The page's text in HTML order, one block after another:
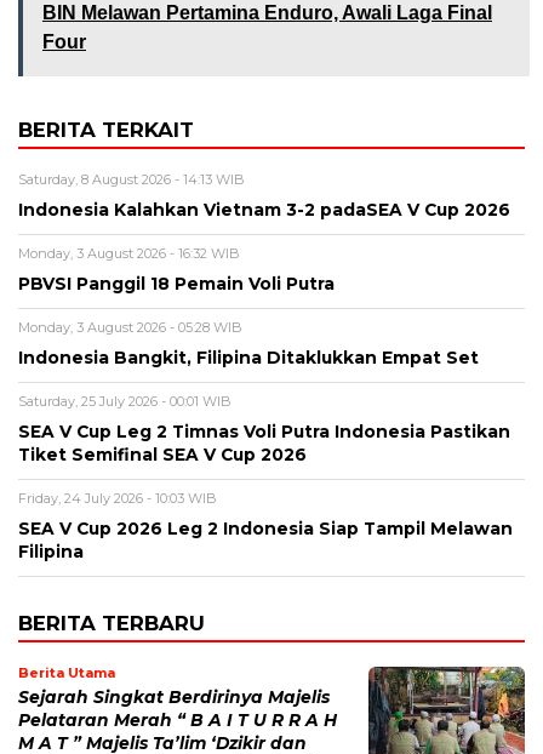
BIN Melawan Pertamina Enduro, Awali Laga Final
Four
BERITA TERKAIT
Saturday, 8 August 2026 - 14:13 WIB
Indonesia Kalahkan Vietnam 3-2 padaSEA V Cup 2026
Monday, 3 August 2026 - 16:32 WIB
PBVSI Panggil 18 Pemain Voli Putra
Monday, 3 August 2026 - 05:28 WIB
Indonesia Bangkit, Filipina Ditaklukkan Empat Set
Saturday, 25 July 2026 - 00:01 WIB
SEA V Cup Leg 2 Timnas Voli Putra Indonesia Pastikan
Tiket Semifinal SEA V Cup 2026
Friday, 24 July 2026 - 10:03 WIB
SEA V Cup 2026 Leg 2 Indonesia Siap Tampil Melawan
Filipina
BERITA TERBARU
Berita Utama
Sejarah Singkat Berdirinya Majelis
Pelataran Merah “ B A I T U R R A H
M A T ” Majelis Ta’lim ‘Dzikir dan